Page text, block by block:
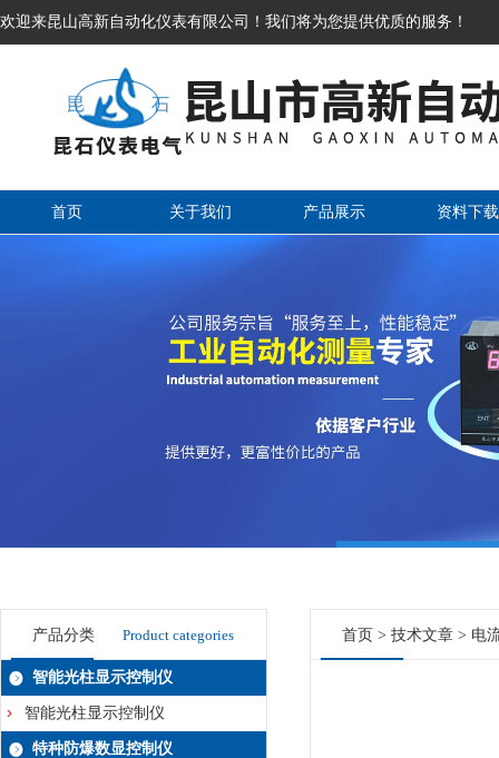
欢迎来昆山高新自动化仪表有限公司！我们将为您提供优质的服务！
首页 关于我们 产品展示 资料下载
产品分类 Product categories
智能光柱显示控制仪
智能光柱显示控制仪
特种防爆数显控制仪
首页 > 技术文章 > 电